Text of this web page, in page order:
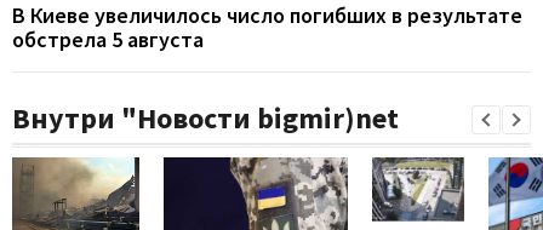
В Киеве увеличилось число погибших в результате
обстрела 5 августа
Внутри "Новости bigmir)net